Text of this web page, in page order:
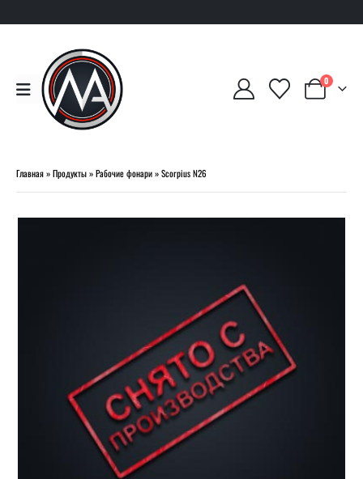
0
Главная»Продукты»Рабочие фонари»Scorpius N26